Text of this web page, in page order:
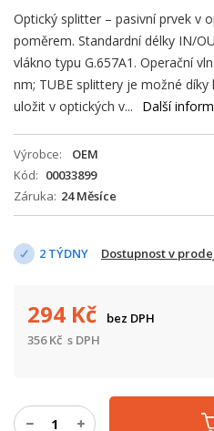
Optický splitter – pasivní prvek v
poměrem. Standardní délky IN/
vlákno typu G.657A1. Operační
nm; TUBE splittery je možné
uložit v optických v...
Další
Výrobce
OEM
Kód
00033899
Záruka 24 Měsíce
2 TÝDNY Dostupnost v
294 Kč
bez DPH
356Kč s DPH